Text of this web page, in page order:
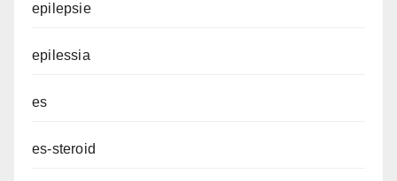
epilepsie
epilessia
es
es-steroid